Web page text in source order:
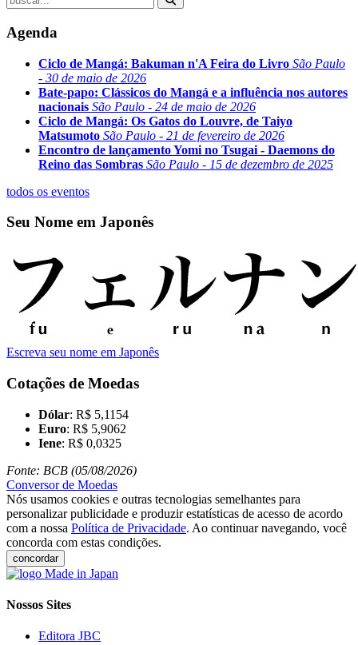
Agenda
Ciclo de Mangá: Bakuman n'A Feira do Livro São Paulo
- 30 de maio de 2026
Bate-papo: Clássicos do Mangá e a influência nos autores
nacionais São Paulo - 24 de maio de 2026
Ciclo de Mangá: Os Gatos do Louvre, de Taiyo
Matsumoto São Paulo - 21 de fevereiro de 2026
Encontro de lançamento Yomi no Tsugai - Daemons do
Reino das Sombras São Paulo - 15 de dezembro de 2025
todos os eventos
Seu Nome em Japonês
Escreva seu nome em Japonês
Cotações de Moedas
Dólar: R$ 5,1154
Euro: R$ 5,9062
Iene: R$ 0,0325
Fonte: BCB (05/08/2026)
Conversor de Moedas
Nós usamos cookies e outras tecnologias semelhantes para
personalizar publicidade e produzir estatísticas de acesso de acordo
com a nossa Política de Privacidade. Ao continuar navegando, você
concorda com estas condições.
concordar
Nossos Sites
Editora JBC